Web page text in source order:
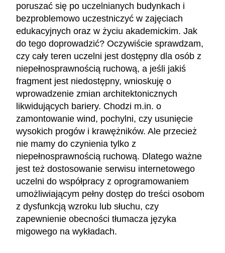
poruszać się po uczelnianych budynkach i
bezproblemowo uczestniczyć w zajęciach
edukacyjnych oraz w życiu akademickim. Jak
do tego doprowadzić? Oczywiście sprawdzam,
czy cały teren uczelni jest dostępny dla osób z
niepełnosprawnością ruchową, a jeśli jakiś
fragment jest niedostępny, wnioskuję o
wprowadzenie zmian architektonicznych
likwidujących bariery. Chodzi m.in. o
zamontowanie wind, pochylni, czy usunięcie
wysokich progów i krawężników. Ale przecież
nie mamy do czynienia tylko z
niepełnosprawnością ruchową. Dlatego ważne
jest też dostosowanie serwisu internetowego
uczelni do współpracy z oprogramowaniem
umożliwiającym pełny dostęp do treści osobom
z dysfunkcją wzroku lub słuchu, czy
zapewnienie obecności tłumacza języka
migowego na wykładach.